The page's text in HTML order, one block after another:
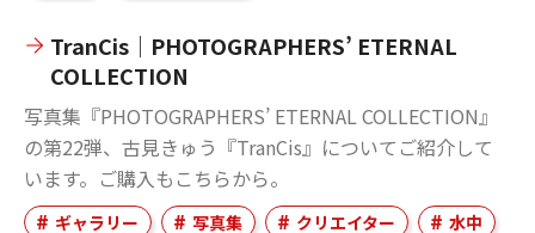
TranCis｜PHOTOGRAPHERS’ ETERNAL
COLLECTION
写真集『PHOTOGRAPHERS’ ETERNAL COLLECTION』
の第22弾、古見きゅう『TranCis』についてご紹介して
います。ご購入もこちらから。
ギャラリー 写真集 クリエイター 水中